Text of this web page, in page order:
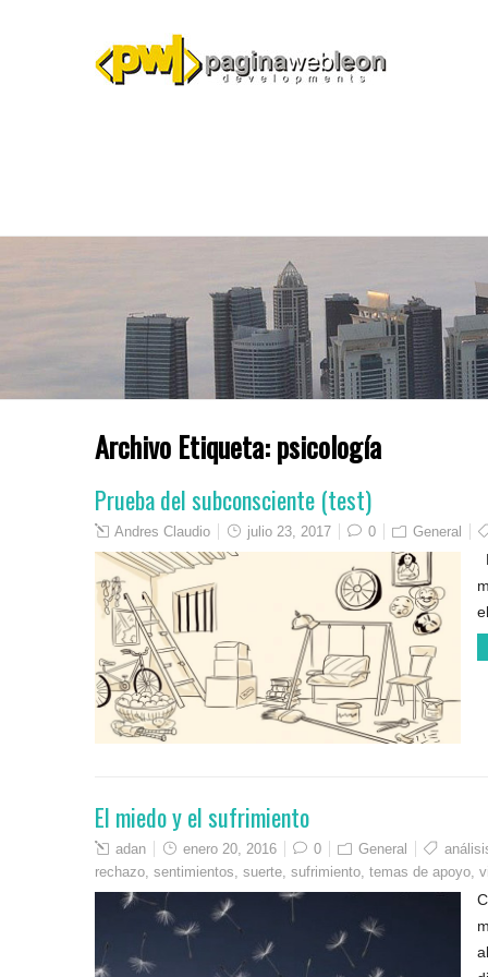
Archivo Etiqueta:psicología
Prueba del subconsciente (test)
Andres Claudio julio 23, 2017 0 General
El miedo y el sufrimiento
adan enero 20, 2016 0 General
rechazo, sentimientos, suerte, sufrimiento, temas de apoyo,